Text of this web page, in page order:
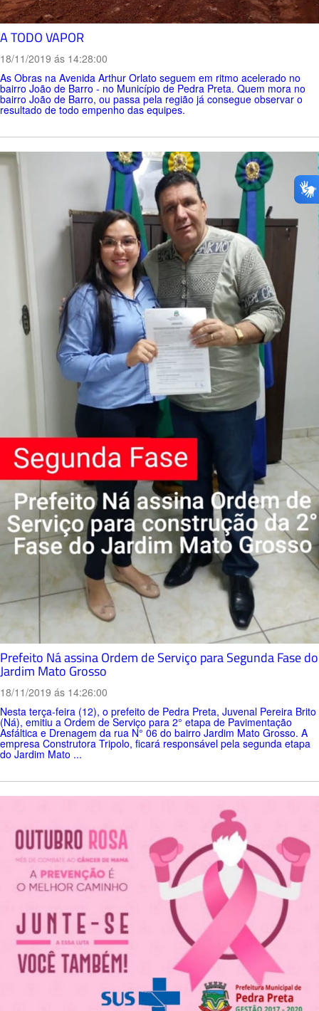
A TODO VAPOR
18/11/2019 ás 14:28:00
As Obras na Avenida Arthur Orlato seguem em ritmo acelerado no
bairro João de Barro - no Município de Pedra Preta. Quem mora no
bairro João de Barro, ou passa pela região já consegue observar o
resultado de todo empenho das equipes.
Prefeito Ná assina Ordem de Serviço para Segunda Fase do
Jardim Mato Grosso
18/11/2019 ás 14:26:00
Nesta terça-feira (12), o prefeito de Pedra Preta, Juvenal Pereira Brito
(Ná), emitiu a Ordem de Serviço para 2° etapa de Pavimentação
Asfáltica e Drenagem da rua N° 06 do bairro Jardim Mato Grosso. A
empresa Construtora Tripolo, ficará responsável pela segunda etapa
do Jardim Mato ...